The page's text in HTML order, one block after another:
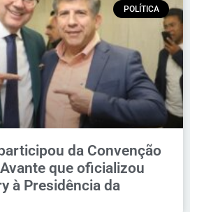
POLÍTICA
da Convenção
que oficializou
à Presidência da